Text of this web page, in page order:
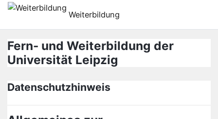
Перейти к основному содержанию
Weiterbildung
Fern- und Weiterbildung der
Universität Leipzig
Datenschutzhinweis